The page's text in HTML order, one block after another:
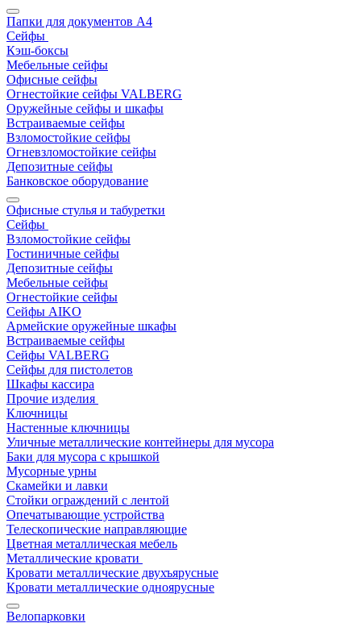
Папки для документов A4
Сейфы
Кэш-боксы
Мебельные сейфы
Офисные сейфы
Огнестойкие сейфы VALBERG
Оружейные сейфы и шкафы
Встраиваемые сейфы
Взломостойкие сейфы
Огневзломостойкие сейфы
Депозитные сейфы
Банковское оборудование
Офисные стулья и табуретки
Сейфы
Взломостойкие сейфы
Гостиничные сейфы
Депозитные сейфы
Мебельные сейфы
Огнестойкие сейфы
Сейфы AIKO
Армейские оружейные шкафы
Встраиваемые сейфы
Сейфы VALBERG
Сейфы для пистолетов
Шкафы кассира
Прочие изделия
Ключницы
Настенные ключницы
Уличные металлические контейнеры для мусора
Баки для мусора с крышкой
Мусорные урны
Скамейки и лавки
Стойки ограждений с лентой
Опечатывающие устройства
Телескопические направляющие
Цветная металлическая мебель
Металлические кровати
Кровати металлические двухъярусные
Кровати металлические одноярусные
Велопарковки